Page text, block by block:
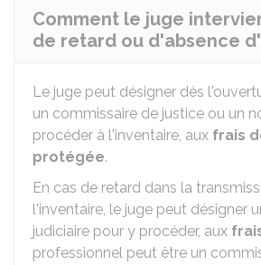
Comment le juge
de retard ou d'absence
Le juge peut désigner dès
un commissaire de justice ou un
procéder à l'inventaire, aux frais
protégée.
En cas de retard dans la
l'inventaire, le juge peut désigner
judiciaire pour y procéder, aux
professionnel peut être un